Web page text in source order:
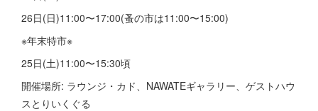
26日(日)11:00〜17:00(蚤の市は11:00〜15:00)
※年末特市※
25日(土)11:00〜15:30頃
開催場所: ラウンジ・カド、NAWATEギャラリー、ゲストハウ
スとりいくぐる